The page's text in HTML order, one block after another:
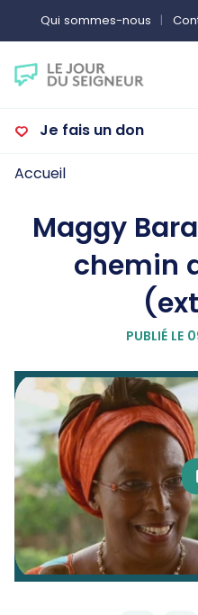
Qui sommes-nous
Je fais un don
Accueil
Maggy
chemin
PUBLIÉ LE